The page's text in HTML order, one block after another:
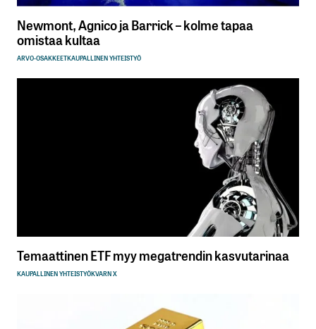
Newmont, Agnico ja Barrick – kolme tapaa
omistaa kultaa
ARVO-OSAKKEETKAUPALLINEN YHTEISTYÖ
Temaattinen ETF myy megatrendin kasvutarinaa
KAUPALLINEN YHTEISTYÖKVARN X